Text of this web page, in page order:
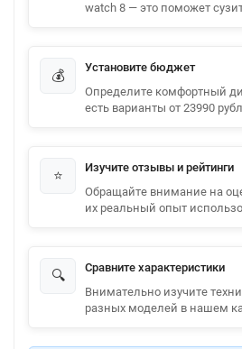
watch 8 — это поможет
💰
Установите бюджет
Определите комфортный
есть варианты от 23990
⭐
Изучите отзывы и рейтинги
Обращайте внимание на
их реальный опыт
🔍
Сравните характеристики
Внимательно изучите
разных моделей в нашем